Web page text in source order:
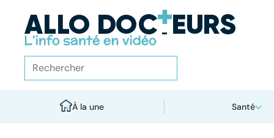
À la une Santé